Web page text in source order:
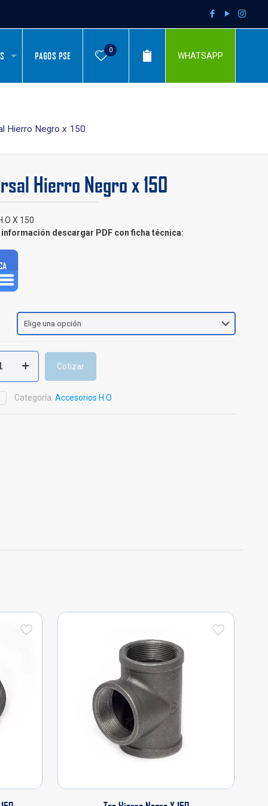
PAGOS PSE
0
WHATSAPP
Hierro Negro x 150
Hierro Negro x 150
X 150
información descargar PDF con ficha técnica:
Cotizar
Categoría:Accesorios H.O